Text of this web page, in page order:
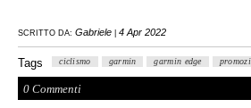
SCRITTO DA: Gabriele 4 Apr 2022
Tags ciclismo garmin garmin edge
0 Commenti